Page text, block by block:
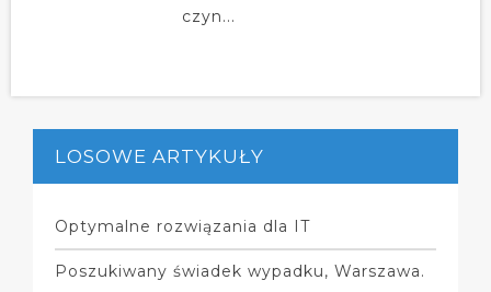
czyn...
LOSOWE ARTYKUŁY
Optymalne rozwiązania dla IT
Poszukiwany świadek wypadku, Warszawa.